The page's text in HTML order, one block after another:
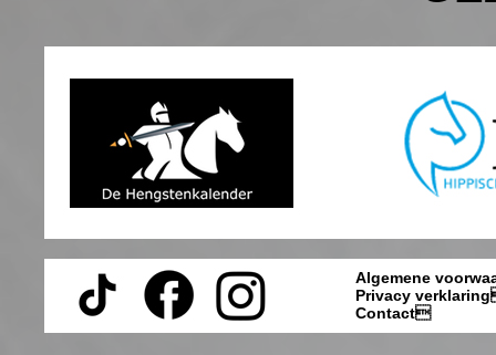
Algemene
Privacy
Contact